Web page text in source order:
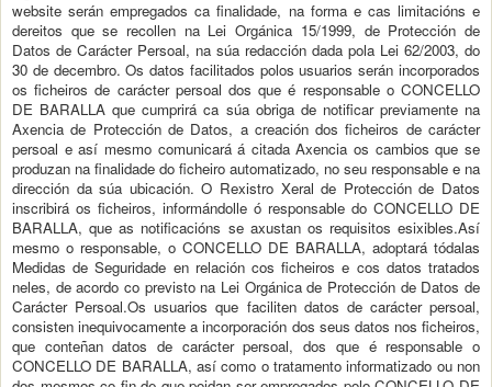
website serán empregados ca finalidade, na forma e cas limitacións e
dereitos que se recollen na Lei Orgánica 15/1999, de Protección de
Datos de Carácter Persoal, na súa redacción dada pola Lei 62/2003, do
30 de decembro. Os datos facilitados polos usuarios serán incorporados
os ficheiros de carácter persoal dos que é responsable o CONCELLO
DE BARALLA que cumprirá ca súa obriga de notificar previamente na
Axencia de Protección de Datos, a creación dos ficheiros de carácter
persoal e así mesmo comunicará á citada Axencia os cambios que se
produzan na finalidade do ficheiro automatizado, no seu responsable e na
dirección da súa ubicación. O Rexistro Xeral de Protección de Datos
inscribirá os ficheiros, informándolle ó responsable do CONCELLO DE
BARALLA, que as notificacións se axustan os requisitos esixibles.Así
mesmo o responsable, o CONCELLO DE BARALLA, adoptará tódalas
Medidas de Seguridade en relación cos ficheiros e cos datos tratados
neles, de acordo co previsto na Lei Orgánica de Protección de Datos de
Carácter Persoal.Os usuarios que faciliten datos de carácter persoal,
consisten inequivocamente a incorporación dos seus datos nos ficheiros,
que conteñan datos de carácter persoal, dos que é responsable o
CONCELLO DE BARALLA, así como o tratamento informatizado ou non